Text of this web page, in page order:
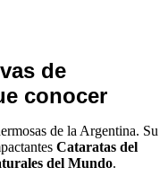
de
conocer
de la Argentina. Su
Cataratas del
del Mundo.